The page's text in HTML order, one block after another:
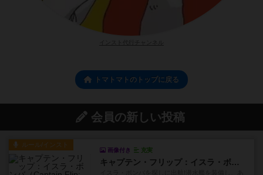
トマトマトのトップに戻る
会員の新しい投稿
ルール/インスト
画像付き 充実
キャプテン・フリップ：イスラ・ボンバ